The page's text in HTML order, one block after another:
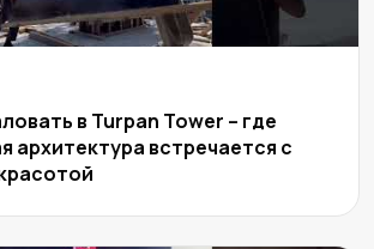
в Turpan Tower – где
архитектура встречается с